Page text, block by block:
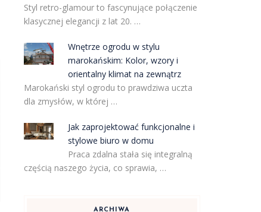
Styl retro-glamour to fascynujące połączenie
klasycznej elegancji z lat 20. …
Wnętrze ogrodu w stylu
marokańskim: Kolor, wzory i
orientalny klimat na zewnątrz
Marokański styl ogrodu to prawdziwa uczta
dla zmysłów, w której …
Jak zaprojektować funkcjonalne i
stylowe biuro w domu
Praca zdalna stała się integralną
częścią naszego życia, co sprawia, …
ARCHIWA